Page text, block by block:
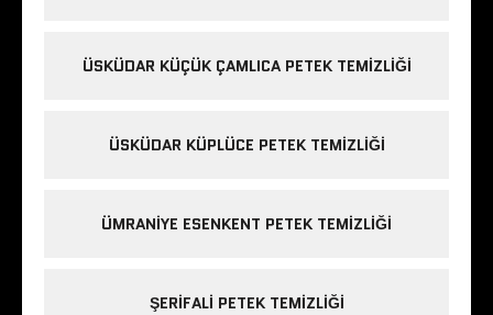
ÜSKÜDAR KÜÇÜK ÇAMLICA PETEK TEMIZLIĞI
ÜSKÜDAR KÜPLÜCE PETEK TEMIZLIĞI
ÜMRANIYE ESENKENT PETEK TEMIZLIĞI
ŞERIFALI PETEK TEMIZLIĞI